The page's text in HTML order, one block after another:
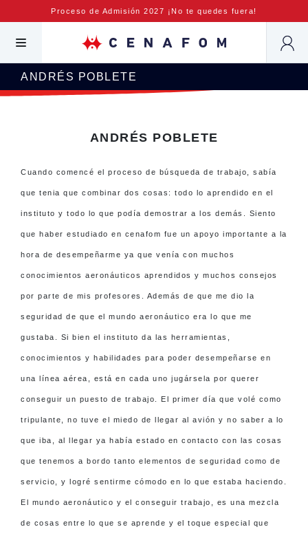
Proceso de Admisión 2027 ¡No te quedes fuera!
ANDRÉS POBLETE
ANDRÉS POBLETE
Cuando comencé el proceso de búsqueda de trabajo, sabía
que tenia que combinar dos cosas: todo lo aprendido en el
instituto y todo lo que podía demostrar a los demás. Siento
que haber estudiado en cenafom fue un apoyo importante a la
hora de desempeñarme ya que venía con muchos
conocimientos aeronáuticos aprendidos y muchos consejos
por parte de mis profesores. Además de que me dio la
seguridad de que el mundo aeronáutico era lo que me
gustaba. Si bien el instituto da las herramientas,
conocimientos y habilidades para poder desempeñarse en
una línea aérea, está en cada uno jugársela por querer
conseguir un puesto de trabajo. El primer día que volé como
tripulante, no tuve el miedo de llegar al avión y no saber a lo
que iba, al llegar ya había estado en contacto con las cosas
que tenemos a bordo tanto elementos de seguridad como de
servicio, y logré sentirme cómodo en lo que estaba haciendo.
El mundo aeronáutico y el conseguir trabajo, es una mezcla
de cosas entre lo que se aprende y el toque especial que